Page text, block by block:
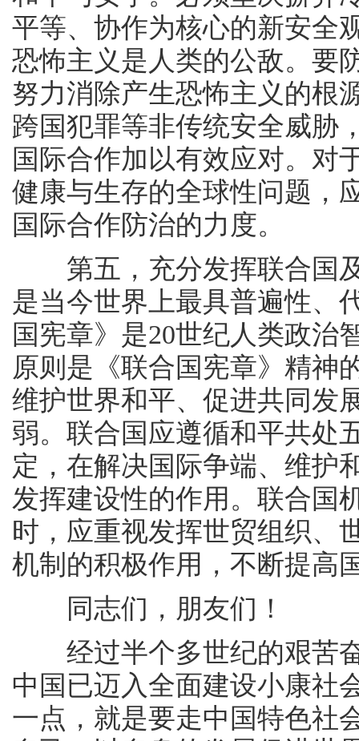
平等、协作为核心的新安全
恐怖主义是人类的公敌。要
努力消除产生恐怖主义的根
跨国犯罪等非传统安全威胁
国际合作加以有效应对。对
健康与生存的全球性问题，
国际合作防治的力度。
第五，充分发挥联合国及
是当今世界上最具普遍性、
国宪章》是20世纪人类政治
原则是《联合国宪章》精神
维护世界和平、促进共同发
弱。联合国应遵循和平共处
定，在解决国际争端、维护
发挥建设性的作用。联合国
时，应重视发挥世贸组织、
机制的积极作用，不断提高
同志们，朋友们！
经过半个多世纪的艰苦奋
中国已迈入全面建设小康社
一点，就是要走中国特色社